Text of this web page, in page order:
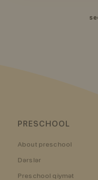
PRESCHOOL
About preschool
Dərslər
Preschool qiymət